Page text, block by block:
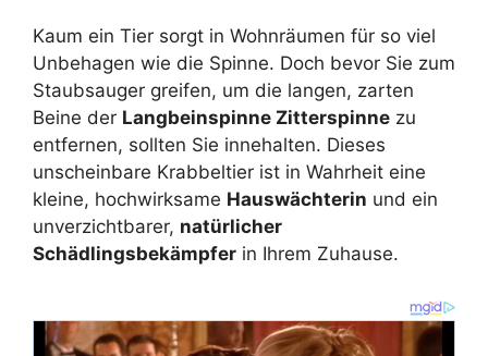
Kaum ein Tier sorgt in Wohnräumen für so viel
Unbehagen wie die Spinne. Doch bevor Sie zum
Staubsauger greifen, um die langen, zarten
Beine der Langbeinspinne Zitterspinne zu
entfernen, sollten Sie innehalten. Dieses
unscheinbare Krabbeltier ist in Wahrheit eine
kleine, hochwirksame Hauswächterin und ein
unverzichtbarer, natürlicher
Schädlingsbekämpfer in Ihrem Zuhause.